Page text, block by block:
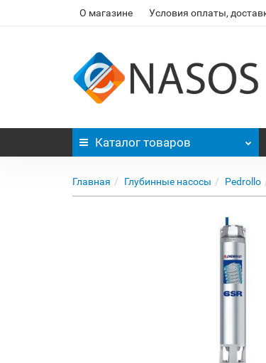
О магазине Условия оплаты,
Каталог товаров
Главная Глубинные насосы Pedrollo